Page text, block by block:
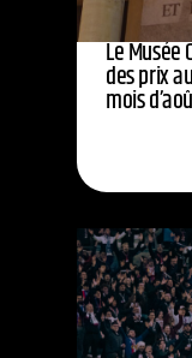
Le Musée
des prix
mois